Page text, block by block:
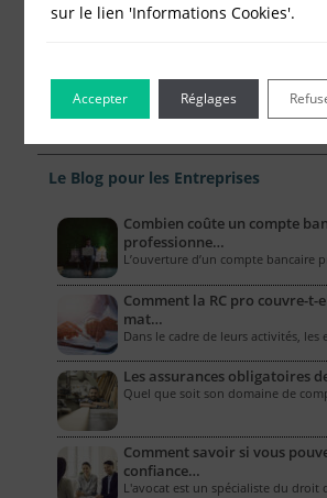
Le Blog pour les Entreprises
Combien coûte un compte
professionne…
L’ouverture d’un compte bancaire
Comment la RC pro couvre-t-
mat…
Dans le cadre de leurs activités, les
Les assurances obligatoires
Quel que soit son domaine de
Comment savoir si vous
confiance…
L'avocat est un spécialiste du
sur le lien 'Informations Cookies'.
Accepter Réglages